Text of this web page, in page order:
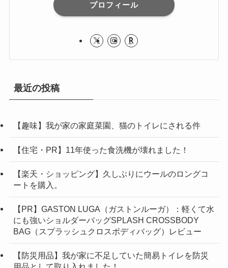
プロフィール
最近の投稿
【趣味】我が家の家庭菜園、猫のトイレにされる件
【住宅・PR】11年使った食洗機が壊れました！
【楽天・ショッピング】久しぶりにウールのロングコ
ートを購入。
【PR】GASTON LUGA（ガストンルーガ）：軽くて水
にも強いショルダーバッグSPLASH CROSSBODY
BAG（スプラッシュクロスボディバッグ）レビュー
【防災用品】我が家に不足していた簡易トイレを防災